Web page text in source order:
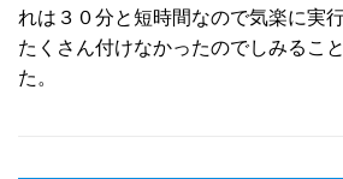
れは３０分と短時間なので気楽に実
たくさん付けなかったのでしみるこ
た。